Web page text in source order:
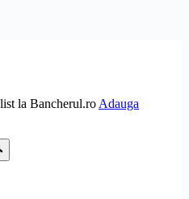
la Bancherul.ro Adauga